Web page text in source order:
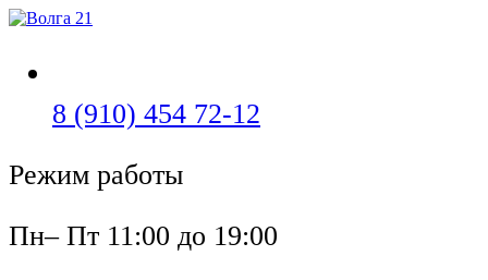
Перейти
8 (910) 454 72-12
Режим работы
Пн– Пт 11:00 до 19:00